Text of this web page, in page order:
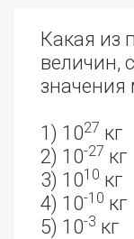
Какая из
величин,
1) 1027 кг
2) 10-27 кг
3) 1010 кг
4) 10-10 кг
5) 10-3 кг